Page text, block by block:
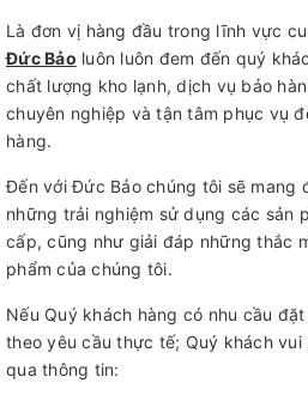
Là đơn vị hàng đầu trong lĩnh vực
Đức Bảo luôn luôn đem đến quý
chất lượng kho lạnh, dịch vụ bảo
chuyên nghiệp và tận tâm phục vụ
hàng.
Đến với Đức Bảo chúng tôi sẽ mang
những trải nghiệm sử dụng các sản
cấp, cũng như giải đáp những thắc
phẩm của chúng tôi.
Nếu Quý khách hàng có nhu cầu
theo yêu cầu thực tế; Quý khách
qua thông tin: